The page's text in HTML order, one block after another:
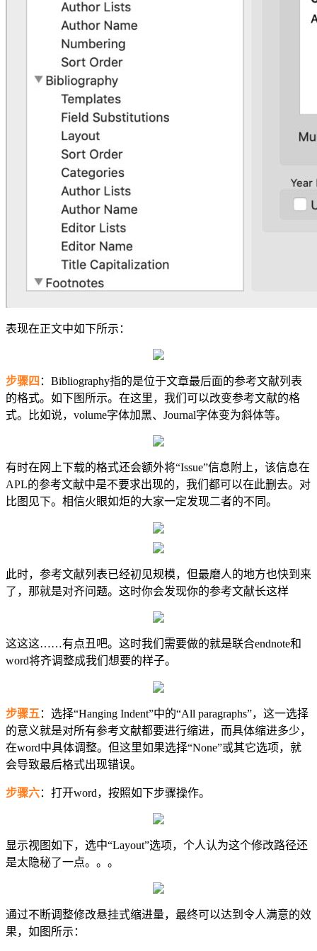
表现在正文中如下所示：
步骤四 ：Bibliography指的是位于文章最后面的参考文献列表
的格式。如下图所示。在这里，我们可以改变参考文献的格
式。比如说，volume字体加黑、Journal字体变为斜体等。
有时在网上下载的格式还会额外将“Issue”信息附上，该信息在
APL的参考文献中是不要求出现的，我们都可以在此删去。对
比图见下。相信火眼如炬的大家一定发现二者的不同。
此时，参考文献列表已经初见规模，但最磨人的地方也快到来
了，那就是对齐问题。这时你会发现你的参考文献长这样
这这这……有点丑吧。这时我们需要做的就是联合endnote和
word将齐调整成我们想要的样子。
步骤五 ：选择“Hanging Indent”中的“All paragraphs”，这一选择
的意义就是对所有参考文献都要进行缩进，而具体缩进多少，
在word中具体调整。但这里如果选择“None”或其它选项，就
会导致最后格式出现错误。
步骤六：打开word，按照如下步骤操作。
显示视图如下，选中“Layout”选项，个人认为这个修改路径还
是太隐秘了一点。。。
通过不断调整修改悬挂式缩进量，最终可以达到令人满意的效
果，如图所示：